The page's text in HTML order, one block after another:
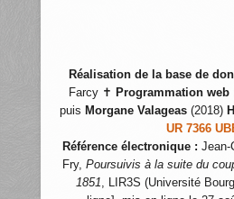
Réalisation de la base de
Farcy ✝ Programmation web
puis Morgane Valageas (2018)
UR 7366
Référence électronique : Jean-
Fry, Poursuivis à la suite du
1851, LIR3S (Université